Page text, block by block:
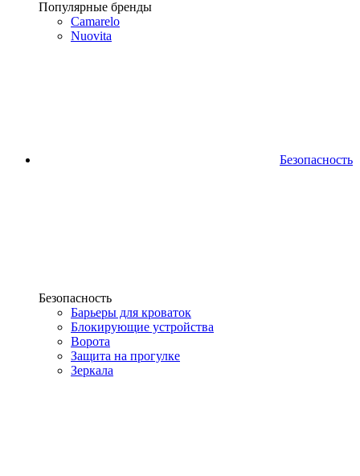
Популярные бренды
Camarelo
Nuovita
Безопасность
Безопасность
Барьеры для кроваток
Блокирующие устройства
Ворота
Защита на прогулке
Зеркала